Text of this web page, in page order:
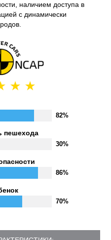
наличием доступа в
с динамически
82%
пешехода
30%
86%
70%